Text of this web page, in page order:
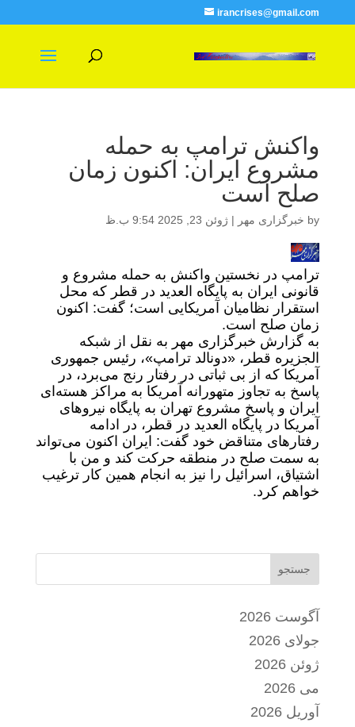
irancrises@gmail.com
واکنش ترامپ به حمله
مشروع ایران: اکنون زمان
صلح است
by خبرگزاری مهر | ژوئن 23, 2025 9:54 ب.ظ
ترامپ در نخستین واکنش به حمله مشروع و
قانونی ایران به پایگاه العدید در قطر که محل
استقرار نظامیان آمریکایی است؛ گفت: اکنون
زمان صلح است.
به گزارش خبرگزاری مهر به نقل از شبکه
الجزیره قطر، «دونالد ترامپ»، رئیس جمهوری
آمریکا که از بی ثباتی در رفتار رنج می‌برد، در
پاسخ به تجاوز متهورانه آمریکا به مراکز هسته‌ای
ایران و پاسخ مشروع تهران به پایگاه نیروهای
آمریکا در پایگاه العدید در قطر، در ادامه
رفتارهای متناقض خود گفت: ایران اکنون می‌تواند
به سمت صلح در منطقه حرکت کند و من با
اشتیاق، اسرائیل را نیز به انجام همین کار ترغیب
خواهم کرد.
جستجو
آگوست 2026
جولای 2026
ژوئن 2026
می 2026
آوریل 2026